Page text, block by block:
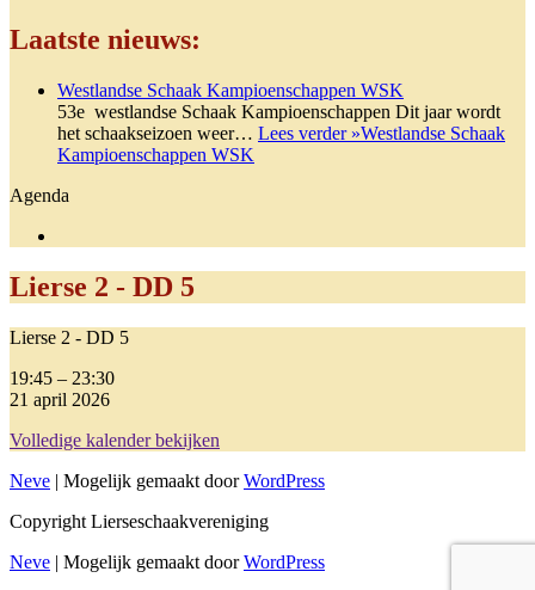
Laatste nieuws:
Westlandse Schaak Kampioenschappen WSK
53e westlandse Schaak Kampioenschappen Dit jaar wordt
het schaakseizoen weer… Lees verder »Westlandse Schaak
Kampioenschappen WSK
Agenda
Lierse 2 - DD 5
Lierse 2 - DD 5
19:45 – 23:30
21 april 2026
Volledige kalender bekijken
Neve | Mogelijk gemaakt doorWordPress
Copyright Lierseschaakvereniging
Neve | Mogelijk gemaakt doorWordPress